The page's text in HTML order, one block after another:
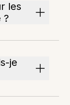
les
?
je